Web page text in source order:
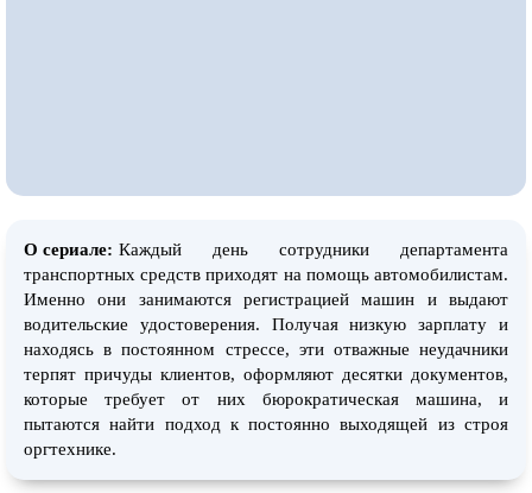
О сериале: Каждый день сотрудники департамента
транспортных средств приходят на помощь автомобилистам.
Именно они занимаются регистрацией машин и выдают
водительские удостоверения. Получая низкую зарплату и
находясь в постоянном стрессе, эти отважные неудачники
терпят причуды клиентов, оформляют десятки документов,
которые требует от них бюрократическая машина, и
пытаются найти подход к постоянно выходящей из строя
оргтехнике.